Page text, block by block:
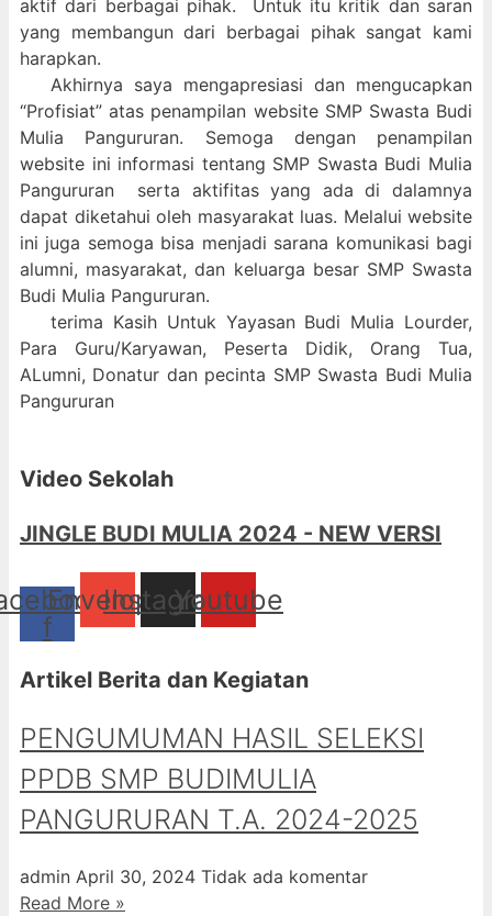
aktif dari berbagai pihak. Untuk itu kritik dan saran
yang membangun dari berbagai pihak sangat kami
harapkan.
Akhirnya saya mengapresiasi dan mengucapkan
“Profisiat” atas penampilan website SMP Swasta Budi
Mulia Pangururan. Semoga dengan penampilan
website ini informasi tentang SMP Swasta Budi Mulia
Pangururan serta aktifitas yang ada di dalamnya
dapat diketahui oleh masyarakat luas. Melalui website
ini juga semoga bisa menjadi sarana komunikasi bagi
alumni, masyarakat, dan keluarga besar SMP Swasta
Budi Mulia Pangururan.
terima Kasih Untuk Yayasan Budi Mulia Lourder,
Para Guru/Karyawan, Peserta Didik, Orang Tua,
ALumni, Donatur dan pecinta SMP Swasta Budi Mulia
Pangururan
Video Sekolah
JINGLE BUDI MULIA 2024 - NEW VERSI
f
Envelope
Instagram
Youtube
Artikel Berita dan Kegiatan
PENGUMUMAN HASIL SELEKSI
PPDB SMP BUDIMULIA
PANGURURAN T.A. 2024-2025
admin April 30, 2024 Tidak ada komentar
Read More »